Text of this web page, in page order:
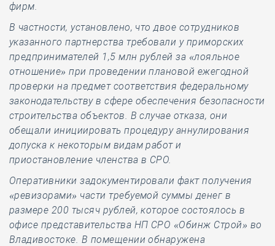
фирм.
В частности, установлено, что двое сотрудников
указанного партнерства требовали у приморских
предпринимателей 1,5 млн рублей за «лояльное
отношение» при проведении плановой ежегодной
проверки на предмет соответствия федеральному
законодательству в сфере обеспечения безопасности
строительства объектов. В случае отказа, они
обещали инициировать процедуру аннулирования
допуска к некоторым видам работ и
приостановление членства в СРО.
Оперативники задокументировали факт получения
«ревизорами» части требуемой суммы денег в
размере 200 тысяч рублей, которое состоялось в
офисе представительства НП СРО «Обинж Строй» во
Владивостоке. В помещении обнаружена